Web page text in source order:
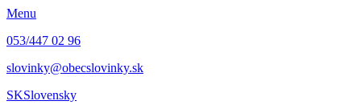
Menu
053/447 02 96
slovinky@obecslovinky.sk
SKSlovensky